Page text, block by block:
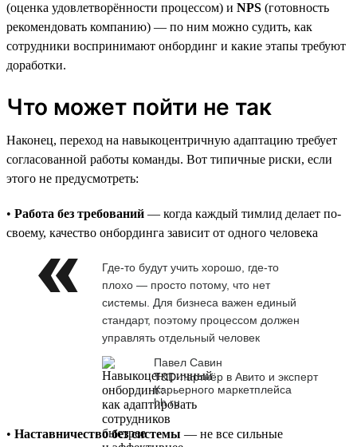
(оценка удовлетворённости процессом) и NPS (готовность
рекомендовать компанию) — по ним можно судить, как
сотрудники воспринимают онбординг и какие этапы требуют
доработки.
Что может пойти не так
Наконец, переход на навыкоцентричную адаптацию требует
согласованной работы команды. Вот типичные риски, если
этого не предусмотреть:
• Работа без требований — когда каждый тимлид делает по-
своему, качество онбординга зависит от одного человека
Где-то будут учить хорошо, где-то
плохо — просто потому, что нет
системы. Для бизнеса важен единый
стандарт, поэтому процессом должен
управлять отдельный человек
Павел Савин
T&D-партнёр в Авито и эксперт
Карьерного маркетплейса
hh.ru
• Наставничество без системы — не все сильные